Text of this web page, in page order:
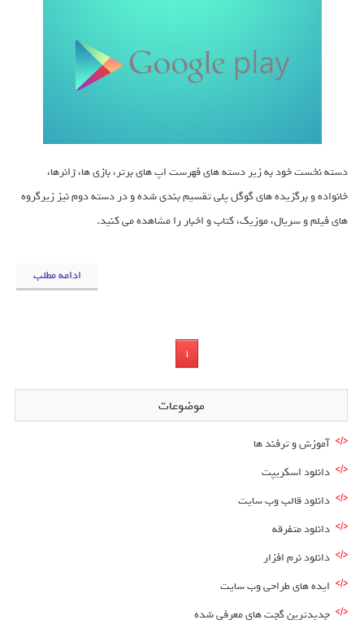
دسته نخست خود به زیر دسته های فهرست اپ های برتر، بازی ها، ژانرها،
خانواده و برگزیده های گوگل پلی تقسیم بندی شده و در دسته دوم نیز زیرگروه
های فیلم و سریال، موزیک، کتاب و اخبار را مشاهده می کنید.
ادامه مطلب
1
موضوعات
آموزش و ترفند ها
دانلود اسکریپت
دانلود قالب وب سایت
دانلود متفرقه
دانلود نرم افزار
ایده های طراحی وب سایت
جدیدترین گجت های معرفی شده